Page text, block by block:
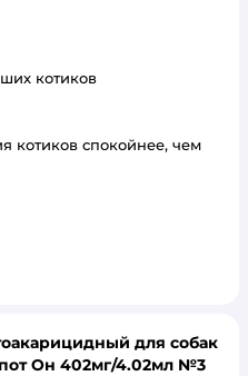
котиков
котиков спокойнее, чем
для собак
Он 402мг/4.02мл №3